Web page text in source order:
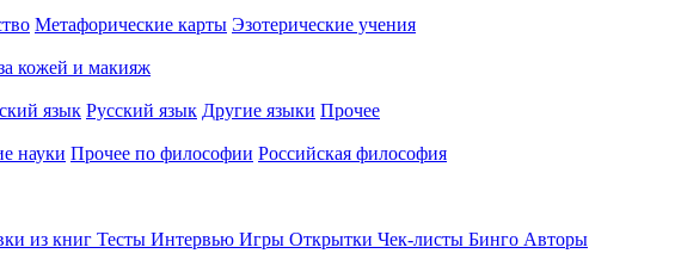
Метафорические карты Эзотерические учения
кожей и макияж
язык Русский язык Другие языки Прочее
науки Прочее по философии Российская философия
из книг Тесты Интервью Игры Открытки Чек-листы Бинго Авторы